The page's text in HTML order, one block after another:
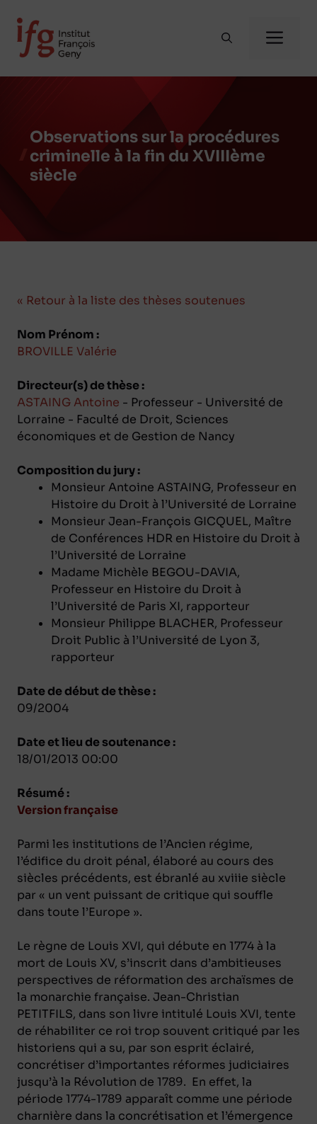
contenu
Observations sur la procédures
criminelle à la fin du XVIIIème
siècle
« Retour à la liste des thèses soutenues
Nom Prénom :
BROVILLE Valérie
Directeur(s) de thèse :
ASTAING Antoine - Professeur - Université de
Lorraine - Faculté de Droit, Sciences
économiques et de Gestion de Nancy
Composition du jury :
Monsieur Antoine ASTAING, Professeur en
Histoire du Droit à l’Université de Lorraine
Monsieur Jean-François GICQUEL, Maître
de Conférences HDR en Histoire du Droit à
l’Université de Lorraine
Madame Michèle BEGOU-DAVIA,
Professeur en Histoire du Droit à
l’Université de Paris XI, rapporteur
Monsieur Philippe BLACHER, Professeur
Droit Public à l’Université de Lyon 3,
rapporteur
Date de début de thèse :
09/2004
Date et lieu de soutenance :
18/01/2013 00:00
Résumé :
Version française
Parmi les institutions de l’Ancien régime,
l’édifice du droit pénal, élaboré au cours des
siècles précédents, est ébranlé au xviiie siècle
par « un vent puissant de critique qui souffle
dans toute l’Europe ».
Le règne de Louis XVI, qui débute en 1774 à la
mort de Louis XV, s’inscrit dans d’ambitieuses
perspectives de réformation des archaïsmes de
la monarchie française. Jean-Christian
PETITFILS, dans son livre intitulé Louis XVI, tente
de réhabiliter ce roi trop souvent critiqué par les
historiens qui a su, par son esprit éclairé,
concrétiser d’importantes réformes judiciaires
jusqu’à la Révolution de 1789. En effet, la
période 1774-1789 apparaît comme une période
charnière dans la concrétisation et l’émergence